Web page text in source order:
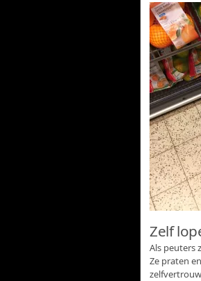
Zelf
Als peuters
Ze praten